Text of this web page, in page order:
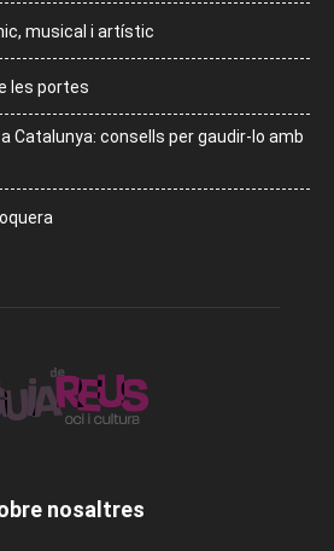
musical i artístic
les portes
a Catalunya: consells per gaudir-lo amb
nosaltres